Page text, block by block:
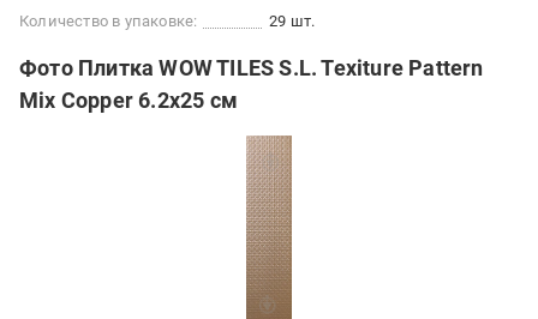
Количество в упаковке:
29 шт.
Фото Плитка WOW TILES S.L. Texiture Pattern
Mix Copper 6.2x25 см